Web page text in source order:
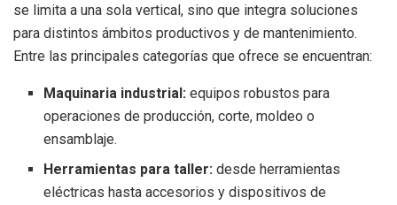
se limita a una sola vertical, sino que integra soluciones
para distintos ámbitos productivos y de mantenimiento.
Entre las principales categorías que ofrece se encuentran:
Maquinaria industrial: equipos robustos para
operaciones de producción, corte, moldeo o
ensamblaje.
Herramientas para taller: desde herramientas
eléctricas hasta accesorios y dispositivos de